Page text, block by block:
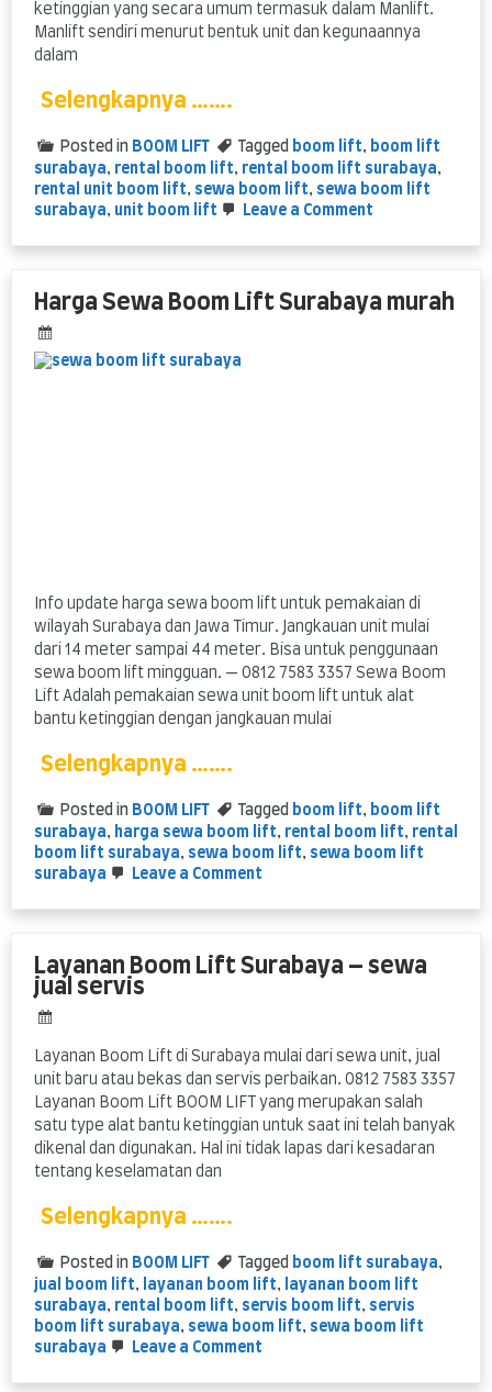
ketinggian yang secara umum termasuk dalam Manlift.
Manlift sendiri menurut bentuk unit dan kegunaannya
dalam
Selengkapnya …….
Posted in BOOM LIFT Tagged boom lift, boom lift
surabaya, rental boom lift, rental boom lift surabaya,
rental unit boom lift, sewa boom lift, sewa boom lift
surabaya, unit boom lift Leave a Commenton
Lift
tinggi
Harga Sewa Boom Lift Surabaya murah
Info update harga sewa boom lift untuk pemakaian di
wilayah Surabaya dan Jawa Timur. Jangkauan unit mulai
dari 14 meter sampai 44 meter. Bisa untuk penggunaan
sewa boom lift mingguan. — 0812 7583 3357 Sewa Boom
Lift Adalah pemakaian sewa unit boom lift untuk alat
bantu ketinggian dengan jangkauan mulai
Selengkapnya …….
Posted in BOOM LIFT Tagged boom lift, boom lift
surabaya, harga sewa boom lift, rental boom lift, rental
boom lift surabaya, sewa boom lift, sewa boom lift
surabaya
Leave a Commenton
Lift
Surabaya
Layanan Boom Lift Surabaya – sewa
jual servis
Layanan Boom Lift di Surabaya mulai dari sewa unit, jual
unit baru atau bekas dan servis perbaikan. 0812 7583 3357
Layanan Boom Lift BOOM LIFT yang merupakan salah
satu type alat bantu ketinggian untuk saat ini telah banyak
dikenal dan digunakan. Hal ini tidak lapas dari kesadaran
tentang keselamatan dan
Selengkapnya …….
Posted in BOOM LIFT Tagged boom lift surabaya,
jual boom lift, layanan boom lift,
layanan boom lift
surabaya, rental boom lift, servis boom lift, servis
boom lift surabaya, sewa boom lift, sewa boom lift
surabaya
Leave a Commenton